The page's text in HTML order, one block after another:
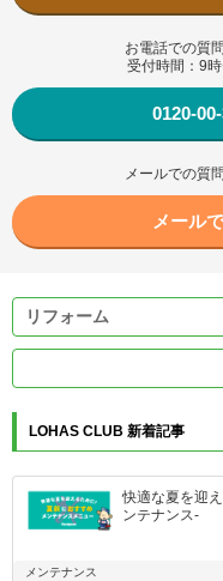
お電話での質
受付時間：9
0120-
メールでの質
メール
LOHAS CLUB 新着記事
快適な夏を迎
ンテナンス-
メンテナンス